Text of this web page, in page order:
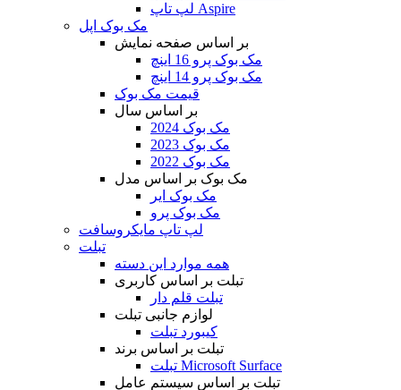
لپ تاپ Aspire
مک بوک اپل
بر اساس صفحه نمایش
مک بوک پرو 16 اینچ
مک بوک پرو 14 اینچ
قیمت مک بوک
بر اساس سال
مک بوک 2024
مک بوک 2023
مک بوک 2022
مک بوک بر اساس مدل
مک بوک ایر
مک بوک پرو
لپ تاپ مایکروسافت
تبلت
همه موارد این دسته
تبلت بر اساس کاربری
تبلت قلم دار
لوازم جانبی تبلت
کیبورد تبلت
تبلت بر اساس برند
تبلت Microsoft Surface
تبلت بر اساس سیستم عامل